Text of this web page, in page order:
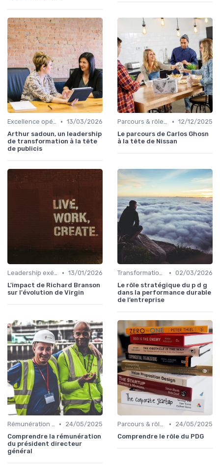
Excellence opérationnelle • 13/03/2026
Arthur sadoun, un leadership
de transformation à la tête
de publicis
Parcours & rôle du CEO • 12/12/2025
Le parcours de Carlos Ghosn
à la tête de Nissan
Leadership exécutif & prise de décision • 13/01/2026
L'impact de Richard Branson
sur l'évolution de Virgin
Transformation digitale de l’entreprise • 02/03/2026
Le rôle stratégique du p d g
dans la performance durable
de l’entreprise
Rémunération & incentives exécutifs •
24/05/2025
Comprendre la rémunération
du président directeur
général
Parcours & rôle du CEO •
24/05/2025
Comprendre le rôle du PDG